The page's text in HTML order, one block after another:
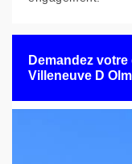
Demandez
Villeneuve D